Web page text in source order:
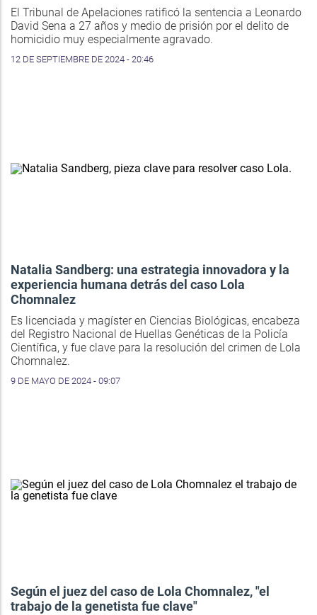
El Tribunal de Apelaciones ratificó la sentencia a Leonardo
David Sena a 27 años y medio de prisión por el delito de
homicidio muy especialmente agravado.
12 DE SEPTIEMBRE DE 2024 - 20:46
Natalia Sandberg: una estrategia innovadora y la
experiencia humana detrás del caso Lola
Chomnalez
Es licenciada y magíster en Ciencias Biológicas, encabeza
del Registro Nacional de Huellas Genéticas de la Policía
Científica, y fue clave para la resolución del crimen de Lola
Chomnalez.
9 DE MAYO DE 2024 - 09:07
Según el juez del caso de Lola Chomnalez, "el
trabajo de la genetista fue clave"